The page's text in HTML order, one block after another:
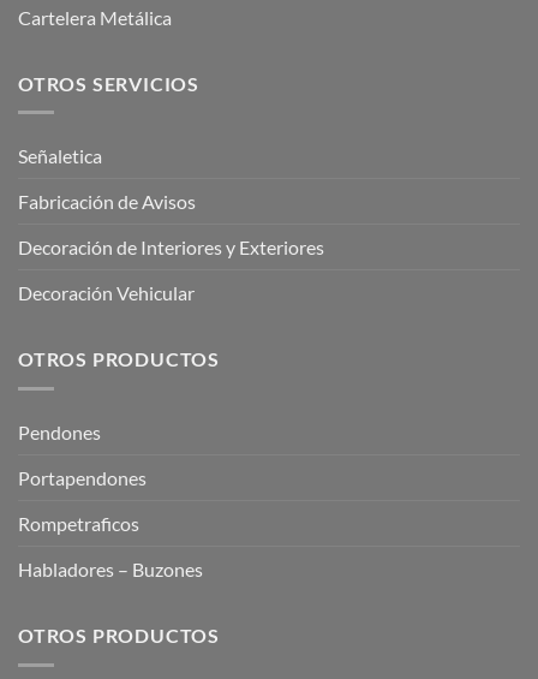
Cartelera Metálica
OTROS SERVICIOS
Señaletica
Fabricación de Avisos
Decoración de Interiores y Exteriores
Decoración Vehicular
OTROS PRODUCTOS
Pendones
Portapendones
Rompetraficos
Habladores – Buzones
OTROS PRODUCTOS